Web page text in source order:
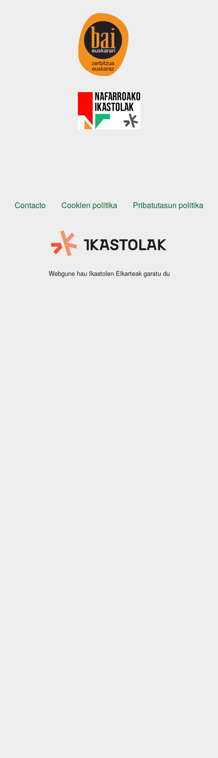
Orri-oina
Contacto Testu-legalak
Cookien politika Pribatutasun politika
Webgune hau Ikastolen Elkarteak garatu du